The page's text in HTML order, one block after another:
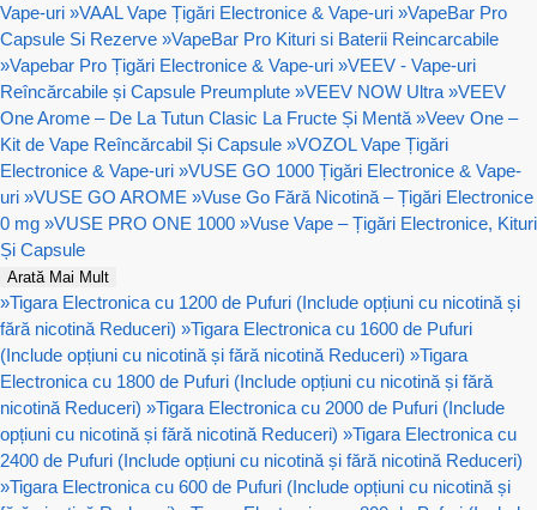
Vape-uri »VAAL Vape Țigări Electronice & Vape-uri »VapeBar Pro
Capsule Si Rezerve »VapeBar Pro Kituri si Baterii Reincarcabile
»Vapebar Pro Țigări Electronice & Vape-uri »VEEV - Vape-uri
Reîncărcabile și Capsule Preumplute »VEEV NOW Ultra »VEEV
One Arome – De La Tutun Clasic La Fructe Și Mentă »Veev One –
Kit de Vape Reîncărcabil Și Capsule »VOZOL Vape Țigări
Electronice & Vape-uri »VUSE GO 1000 Țigări Electronice & Vape-
uri »VUSE GO AROME »Vuse Go Fără Nicotină – Țigări Electronice
0 mg »VUSE PRO ONE 1000 »Vuse Vape – Țigări Electronice, Kituri
Și Capsule
Arată Mai Mult
»Tigara Electronica cu 1200 de Pufuri (Include opțiuni cu nicotină și
fără nicotină Reduceri) »Tigara Electronica cu 1600 de Pufuri
(Include opțiuni cu nicotină și fără nicotină Reduceri) »Tigara
Electronica cu 1800 de Pufuri (Include opțiuni cu nicotină și fără
nicotină Reduceri) »Tigara Electronica cu 2000 de Pufuri (Include
opțiuni cu nicotină și fără nicotină Reduceri) »Tigara Electronica cu
2400 de Pufuri (Include opțiuni cu nicotină și fără nicotină Reduceri)
»Tigara Electronica cu 600 de Pufuri (Include opțiuni cu nicotină și